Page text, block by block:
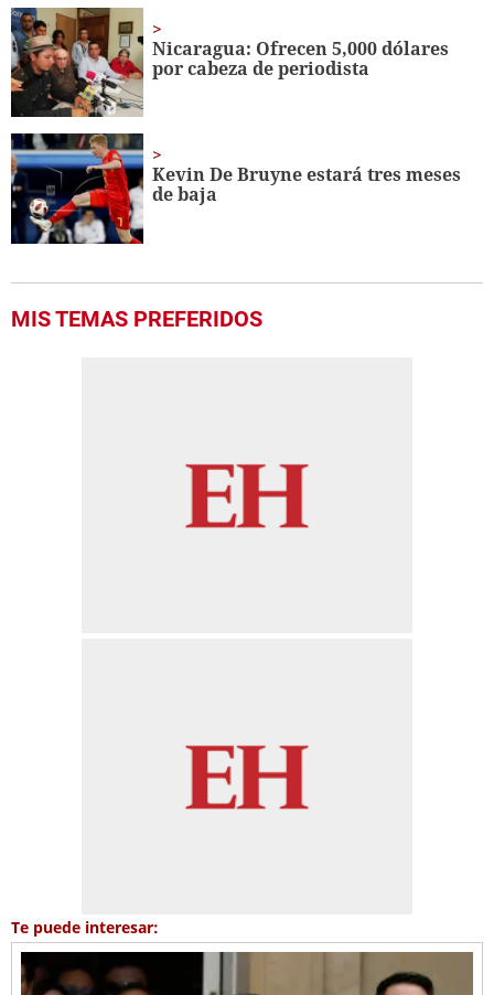
Nicaragua: Ofrecen 5,000 dólares
por cabeza de periodista
Kevin De Bruyne estará tres meses
de baja
MIS TEMAS PREFERIDOS
Te puede interesar: